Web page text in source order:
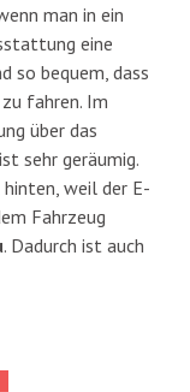
man in ein
eine
so bequem, dass
fahren. Im
über das
ist sehr geräumig.
weil der E-
Fahrzeug
. Dadurch ist auch